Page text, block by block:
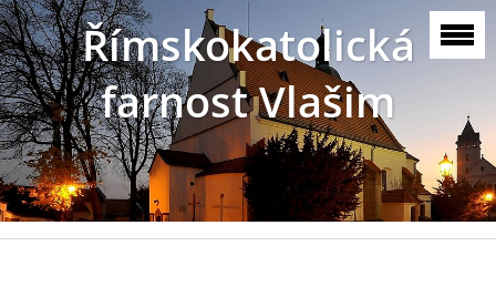
Římskokatolická
farnost Vlašim